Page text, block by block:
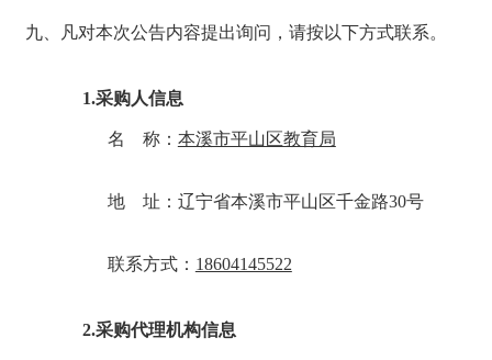
食材验收、储存、餐具消毒等工作。配合园方管理厨房设
完成膳食满意度调查及改进工作。
(3)面点师：
①工作任务：服从幼儿园的领导及工作分配，技术娴熟，
得各种原料及成品的储存保管方法；合理使用各种原材
保持清洁；掌握面食蒸煮时间和用气规律；认真钻研业
九、凡对本次公告内容提出询问，请按以下方式联系。
1.采购人信息
名 称： 本溪市平山区教育局
地 址： 辽宁省本溪市平山区千金路30号
联系方式： 18604145522
2.采购代理机构信息